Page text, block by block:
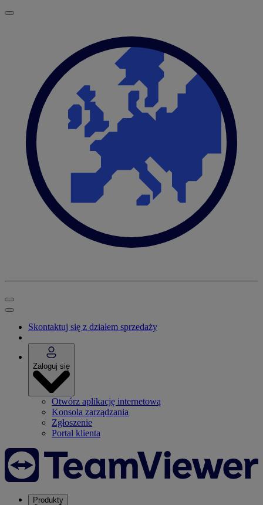
Skontaktuj się z działem sprzedaży
Zaloguj się
Otwórz aplikację internetową
Konsola zarządzania
Zgłoszenie
Portal klienta
Produkty